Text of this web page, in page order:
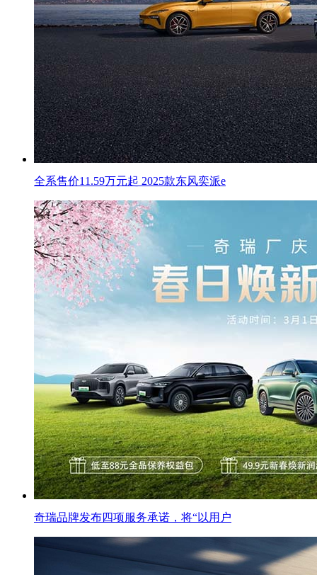
全系售价11.59万元起 2025款东风奕派e
奇瑞品牌发布四项服务承诺，将“以用户